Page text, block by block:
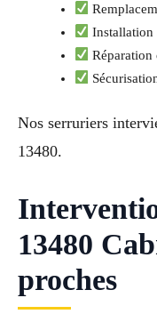
Installation
Réparation
Nos serruriers
13480.
13480
proches